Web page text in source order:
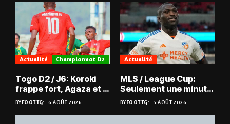
Actualité Championnat D2
Togo D2 / J6: Koroki
frappe fort, Agaza et la
JCA assurent,
suspense avant Sara
FC – Doumbé FC
BYFOOT.TG 6 AOÛT 2026
Actualité
MLS / League Cup:
Seulement une minute
de jeu pour Kévin
Denkey
BYFOOT.TG 5 AOÛT 2026